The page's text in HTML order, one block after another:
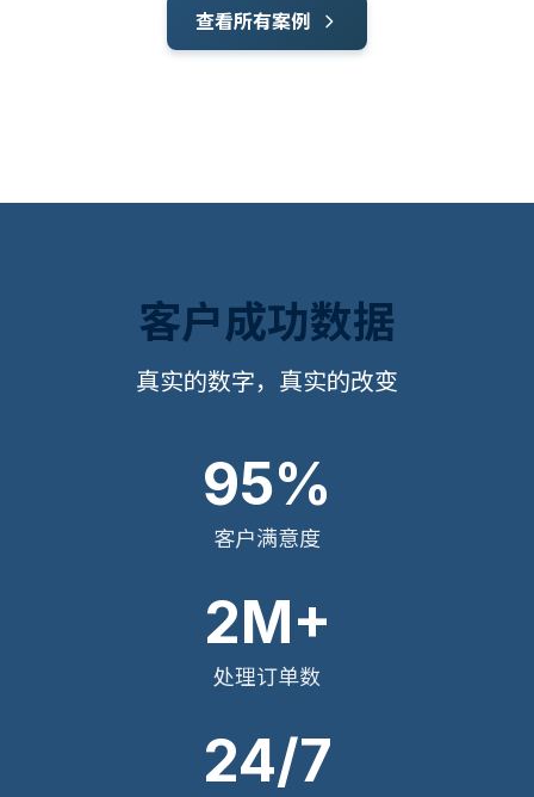
查看所有案例
客户成功数据
真实的数字，真实的改变
95%
客户满意度
2M+
处理订单数
24/7